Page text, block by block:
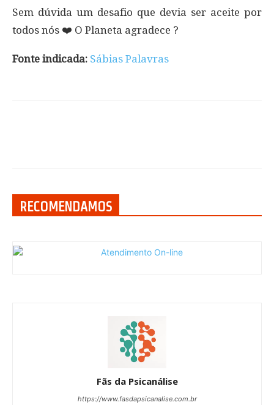
Sem dúvida um desafio que devia ser aceite por
todos nós ❤️ O Planeta agradece ?
Fonte indicada: Sábias Palavras
RECOMENDAMOS
Fãs da Psicanálise
https://www.fasdapsicanalise.com.br